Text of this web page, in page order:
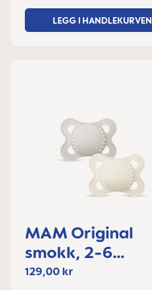
LEGG I HANDLEKURVEN
MAM Original
smokk, 2-6
måneder
129,00 kr